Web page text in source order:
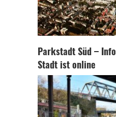
Parkstadt Süd –
Stadt ist online